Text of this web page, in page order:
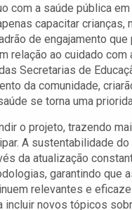
com a saúde pública em
capacitar crianças,
de engajamento que
relação ao cuidado com
Secretarias de
da comunidade,
se torna uma
o projeto, trazendo
A sustentabilidade do
da atualização
garantindo que
relevantes e
incluir novos tópicos